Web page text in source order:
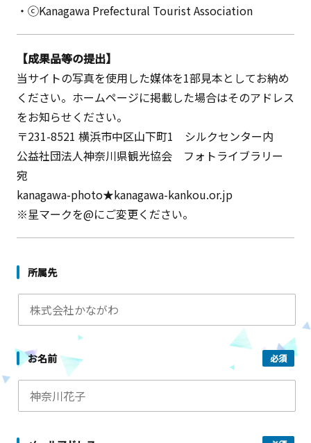
・ⓒKanagawa Prefectural Tourist Association
【成果品等の提出】
当サイトの写真を使用した媒体を1部見本としてお納め
ください。ホームページに掲載した場合はそのアドレス
をお知らせください。
〒231-8521 横浜市中区山下町1 シルクセンター内
公益社団法人神奈川県観光協会 フォトライブラリー
宛
kanagawa-photo★kanagawa-kankou.or.jp
※星マークを@にご変更ください。
所属先
お名前